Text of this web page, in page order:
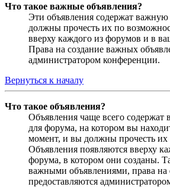
Что такое важные объявления?
Эти объявления содержат
должны прочесть их по
вверху каждого из форумов и в
Права на создание важных
администратором конференции.
Вернуться к началу
Что такое объявления?
Объявления чаще всего
для форума, на котором вы
момент, и вы должны прочесть их
Объявления появляются вверху
форума, в котором они созданы.
важными объявлениями, права на
предоставляются